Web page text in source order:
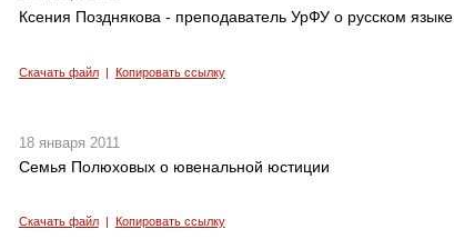
Ксения Позднякова - преподаватель УрФУ о русском языке
Скачать файл| Копировать ссылку
18 января 2011
Семья Полюховых о ювенальной юстиции
Скачать файл| Копировать ссылку